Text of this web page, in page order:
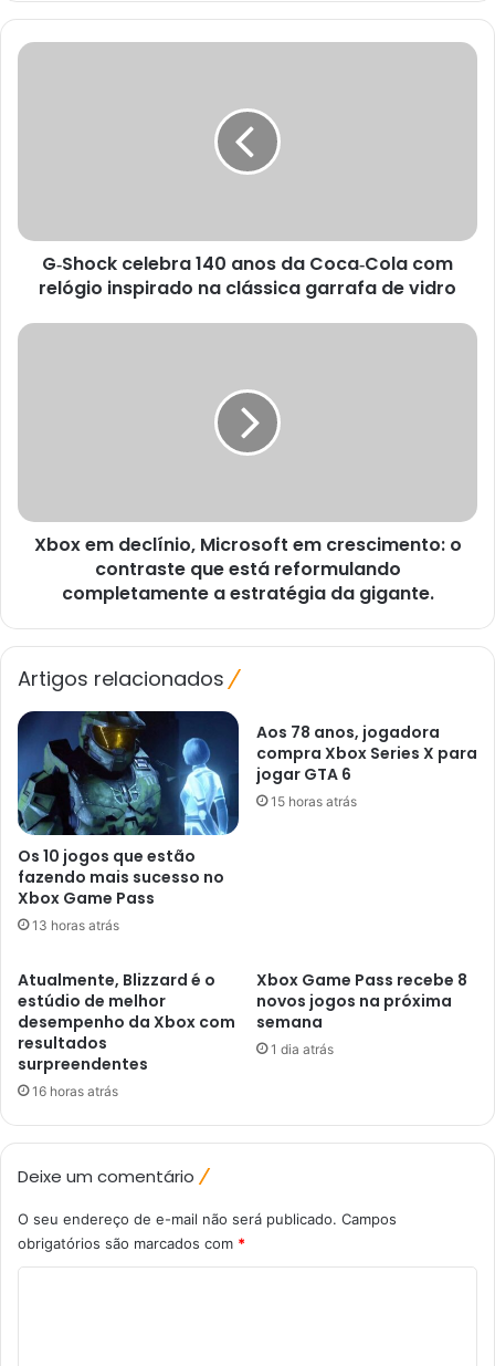
G‑Shock
inspirado
clássica
de
G‑Shock celebra 140 anos da Coca‑Cola com
relógio inspirado na clássica garrafa de vidro
Xbox
que
está
reformulando
completamente
estratégia
gigante.
Xbox em declínio, Microsoft em crescimento: o
contraste que está reformulando
completamente a estratégia da gigante.
Artigos relacionados
Os 10 jogos que estão
fazendo mais sucesso no
Xbox Game Pass
13 horas atrás
Aos 78 anos, jogadora
compra Xbox Series X para
jogar GTA 6
15 horas atrás
Atualmente, Blizzard é o
estúdio de melhor
desempenho da Xbox com
resultados
surpreendentes
16 horas atrás
Xbox Game Pass recebe 8
novos jogos na próxima
semana
1 dia atrás
Deixe um comentário
O seu endereço de e-mail não será publicado. Campos
obrigatórios são marcados com *